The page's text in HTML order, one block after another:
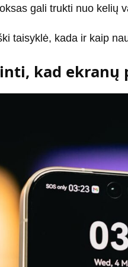
gali trukti nuo kelių
taisyklė, kada ir kaip
kad ekranų